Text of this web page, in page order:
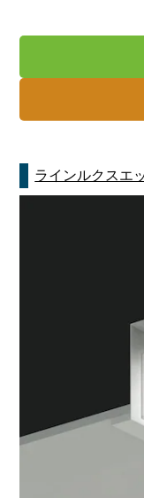
ラインルクスエ